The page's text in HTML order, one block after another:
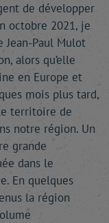
de développer
octobre 2021, je
Jean-Paul Mulot
alors qu’elle
en Europe et
mois plus tard,
territoire de
notre région. Un
grande
dans le
En quelques
la région